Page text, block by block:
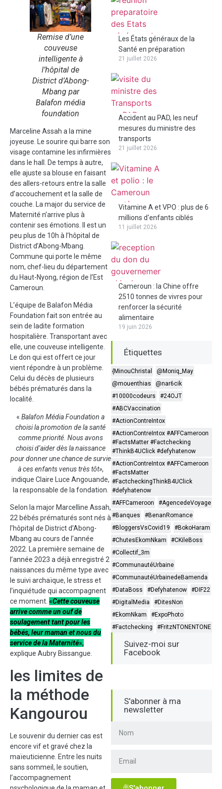
Remise d’une
couveuse
intelligente à
l’hôpital de
District d’Abong-
Mbang par
Balafon média
foundation
Marceline Assah a la mine
joyeuse. Le sourire qui barre son
visage contamine les infirmières
dans le hall. De temps à autre,
elle ajuste sa blouse en faisant
des allers-retours entre la salle
d’accouchement et la salle de
couche. La major du service de
Maternité n’arrive plus à
contenir ses émotions. Il est un
peu plus de 10h à l’hôpital de
District d’Abong-Mbang.
Commune qui porte le même
nom, chef-lieu du département
du Haut-Nyong, région de l’Est
Cameroun.
L’équipe de Balafon Média
Foundation fait son entrée au
sein de ladite formation
hospitalière. Transportant avec
elle, une couveuse intelligente.
Le don qui est offert ce jour
vient répondre à un problème.
Celui du décès de plusieurs
bébés prématurés dans la
localité.
« Balafon Média Foundation a
choisi la promotion de la santé
comme priorité. Nous avons
choisi d’aider dès la naissance
pour donner une chance de survie
à ces enfants venus très tôt»,
indique Claire Luce Angouande,
la responsable de la fondation.
Selon la major Marcelline Assah,
22 bébés prématurés sont nés à
l’hôpital de District d’Abong-
Mbang au cours de l’année
2022. La première semaine de
l’année 2023 a déjà enregistré 2
naissances du même type avec
le suivi archaïque, le stress et
l’inquiétude qui accompagnent
ce moment. «Cette couveuse
arrive comme un ouf de
soulagement tant pour les
bébés, leur maman et nous du
service de la Maternité»,
explique Aubry Bissangue.
les limites de
la méthode
Kangourou
Le souvenir du dernier cas est
encore vif et gravé chez la
maïeuticienne. Entre les nuits
sans sommeil, le soutien,
l’accompagnement
Les États généraux de la
Santé en préparation
21 juillet 2026
Accident au PAD, les neuf
mesures du ministre des
transports
21 juillet 2026
Vitamine A et VPO : plus de 6
millions d'enfants ciblés
11 juillet 2026
Cameroun : la Chine offre
2510 tonnes de vivres pour
renforcer la sécurité
alimentaire
19 juin 2026
Étiquettes
{MinouChristal
@Moniq_May
@mouenthias
@nar6cik
#10000codeurs
#24OJT
#ABCVaccination
#ActionContreIntox
#ActionContreIntox #AFFCameroon
#FactsMatter #Factchecking
#ThinkB4UClick #defyhatenow
#ActionContreIntox #AFFCameroon
#FactsMatter
#FactcheckingThinkB4UClick
#defyhatenow
#AFFCameroon
#AgencedeVoyage
#Banques
#BenanRomance
#BloggersVsCovid19
#BokoHaram
#ChutesEkomNkam
#CKileBoss
#Collectif_3m
#CommunautéUrbaine
#CommunautéUrbainedeBamenda
#DataBoss
#Defyhatenow
#DIF22
#DigitalMedia
#DitesNon
#EkomNkam
#ExpoPhoto
#Factchecking
#FritzNTONENTONE
Suivez-moi sur
Facebook
S'abonner à ma
newsletter